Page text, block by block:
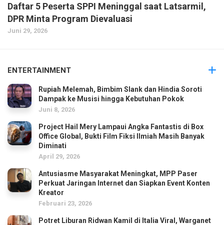
Daftar 5 Peserta SPPI Meninggal saat Latsarmil,
DPR Minta Program Dievaluasi
Juni 29, 2026
ENTERTAINMENT
Rupiah Melemah, Bimbim Slank dan Hindia Soroti
Dampak ke Musisi hingga Kebutuhan Pokok
Juni 8, 2026
Project Hail Mery Lampaui Angka Fantastis di Box
Office Global, Bukti Film Fiksi Ilmiah Masih Banyak
Diminati
April 29, 2026
Antusiasme Masyarakat Meningkat, MPP Paser
Perkuat Jaringan Internet dan Siapkan Event Konten
Kreator
Februari 23, 2026
Potret Liburan Ridwan Kamil di Italia Viral, Warganet